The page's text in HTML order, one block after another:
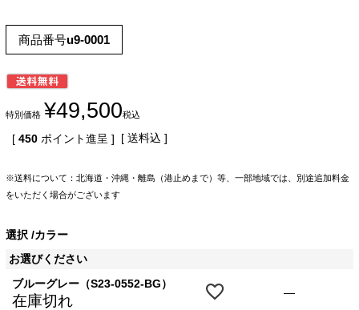
商品番号u9-0001
特別価格 ¥49,500税込
[ 450 ポイント進呈 ] 送料込
※送料について：北海道・沖縄・離島（港止めまで）等、一部地域では、別途追加料金
をいただく場合がございます
選択
カラー
お選びください
ブルーグレー（S23-0552-BG）
在庫切れ
—